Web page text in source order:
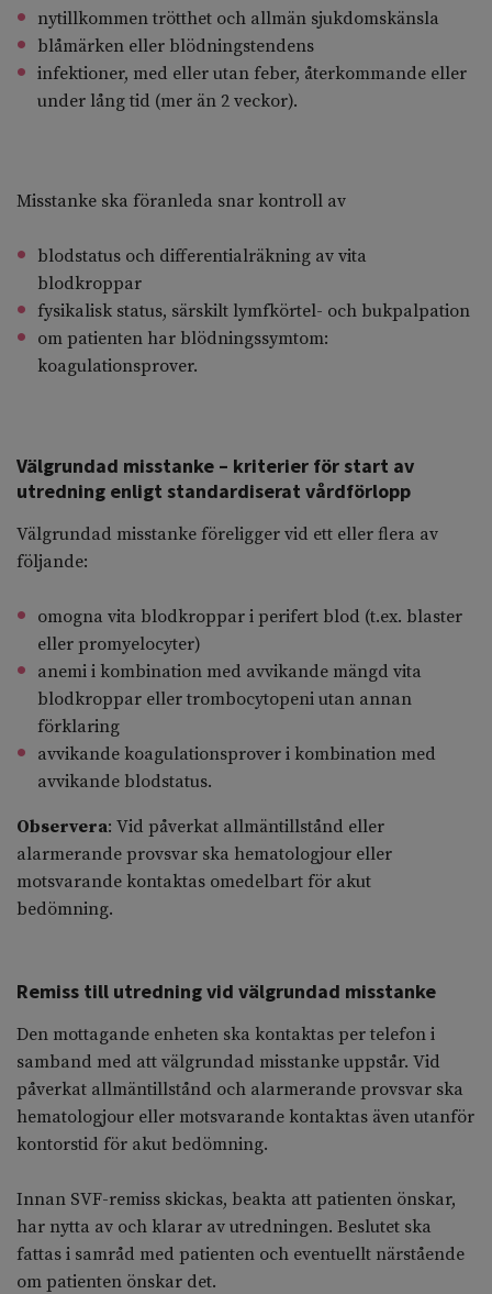
nytillkommen trötthet och allmän sjukdomskänsla
blåmärken eller blödningstendens
infektioner, med eller utan feber, återkommande eller
under lång tid (mer än 2 veckor).
Misstanke ska föranleda snar kontroll av
blodstatus och differentialräkning av vita
blodkroppar
fysikalisk status, särskilt lymfkörtel- och bukpalpation
om patienten har blödningssymtom:
koagulationsprover.
Välgrundad misstanke – kriterier för start av
utredning enligt standardiserat vårdförlopp
Välgrundad misstanke föreligger vid ett eller flera av
följande:
omogna vita blodkroppar i perifert blod (t.ex. blaster
eller promyelocyter)
anemi i kombination med avvikande mängd vita
blodkroppar eller trombocytopeni utan annan
förklaring
avvikande koagulationsprover i kombination med
avvikande blodstatus.
Observera: Vid påverkat allmäntillstånd eller
alarmerande provsvar ska hematologjour eller
motsvarande kontaktas omedelbart för akut
bedömning.
Remiss till utredning vid välgrundad misstanke
Den mottagande enheten ska kontaktas per telefon i
samband med att välgrundad misstanke uppstår. Vid
påverkat allmäntillstånd och alarmerande provsvar ska
hematologjour eller motsvarande kontaktas även utanför
kontorstid för akut bedömning.
Innan SVF-remiss skickas, beakta att patienten önskar,
har nytta av och klarar av utredningen. Beslutet ska
fattas i samråd med patienten och eventuellt närstående
om patienten önskar det.